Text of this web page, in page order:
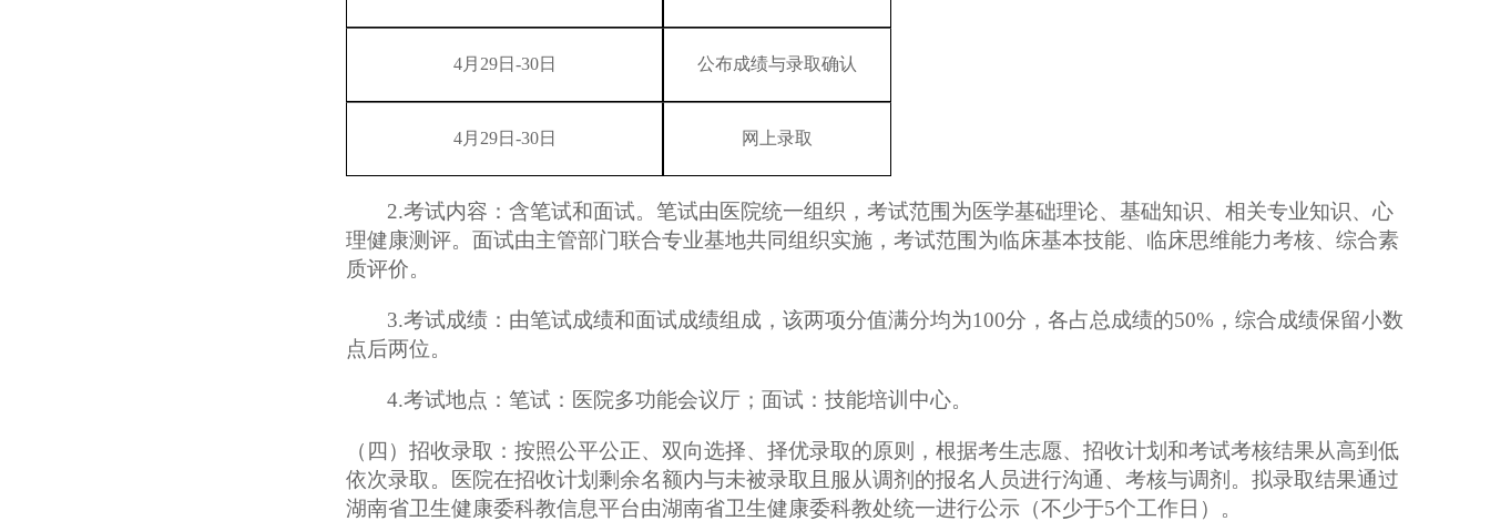
4月29日-30日 公布成绩与录取确认
4月29日-30日 网上录取
2.考试内容： 含笔试和面试。笔试由医院统一组织，考试范围为医学基础理论、基础知识、 相关专业知识、心
理健康测评。 面试由主管部门联合专业基地共同组织实施，考试范围为临床基本技能、临床思维能力考核、综合素
质评价。
3.考试成绩：由笔试成绩和面试成绩组成，该两项分值满分均为100分，各占总成绩的50%，综合成绩保留小数
点后两位。
4.考试地点：笔试：医院多功能会议厅；面试：技能培训中心。
（ 四 ） 招收录取：按照公平公正、双向选择、择优录取的原则，根据考生志愿、招收计划和考试考核结果从高到低
依次录取。
医院在招收计划剩余名额内与未被录取且服从调剂的报名人员进行沟通、考核与调剂。拟录取结果通过
湖南省卫生健康委科教信息平台由湖南省卫生健康委科教处统一进行公示（不少于5个工作日）。